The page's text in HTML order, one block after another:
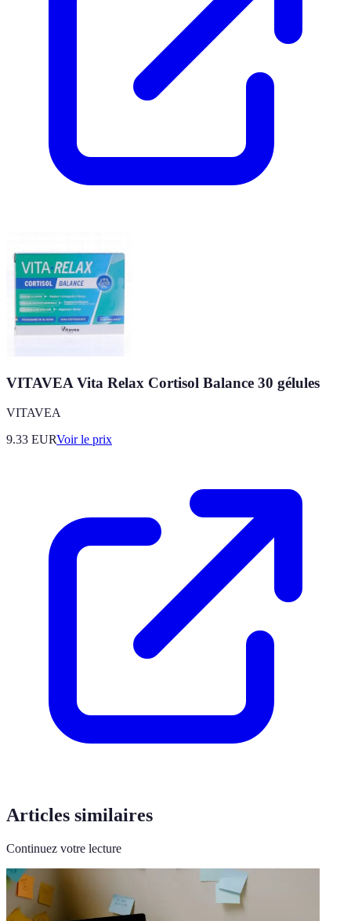
VITAVEA Vita Relax Cortisol Balance 30 gélules
VITAVEA
9.33 EURVoir le prix
Articles similaires
Continuez votre lecture